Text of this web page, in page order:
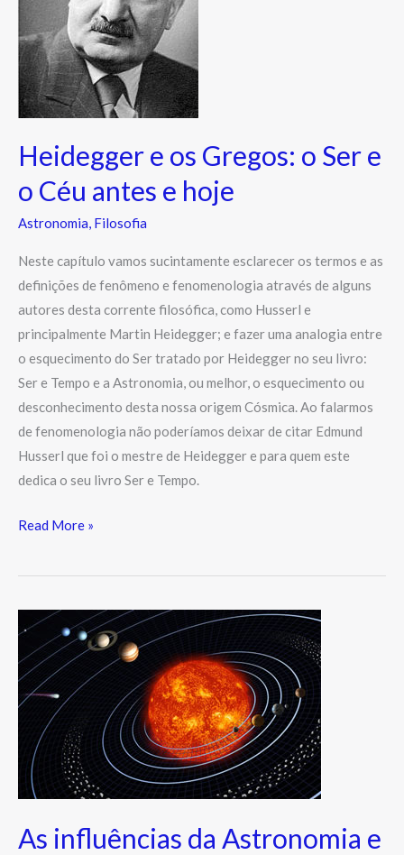
Heidegger e os Gregos: o Ser e
o Céu antes e hoje
Astronomia, Filosofia
Neste capítulo vamos sucintamente esclarecer os termos e as
definições de fenômeno e fenomenologia através de alguns
autores desta corrente filosófica, como Husserl e
principalmente Martin Heidegger; e fazer uma analogia entre
o esquecimento do Ser tratado por Heidegger no seu livro:
Ser e Tempo e a Astronomia, ou melhor, o esquecimento ou
desconhecimento desta nossa origem Cósmica. Ao falarmos
de fenomenologia não poderíamos deixar de citar Edmund
Husserl que foi o mestre de Heidegger e para quem este
dedica o seu livro Ser e Tempo.
Ser
e
o
Céu
e
hoje
Read More »
As influências da Astronomia e
influências
da
Astronomia
quebra
na